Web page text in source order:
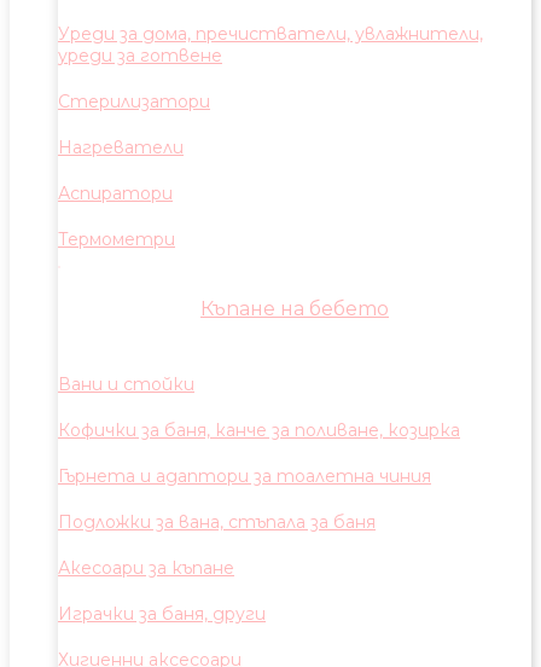
Уреди за дома, пречистватели, увлажнители,
уреди за готвене
Стерилизатори
Нагреватели
Аспиратори
Термометри
Къпане на бебето
Вани и стойки
Кофички за баня, канче за поливане, козирка
Гърнета и адаптори за тоалетна чиния
Подложки за вана, стъпала за баня
Акесоари за къпане
Играчки за баня, други
Хигиенни аксесоари